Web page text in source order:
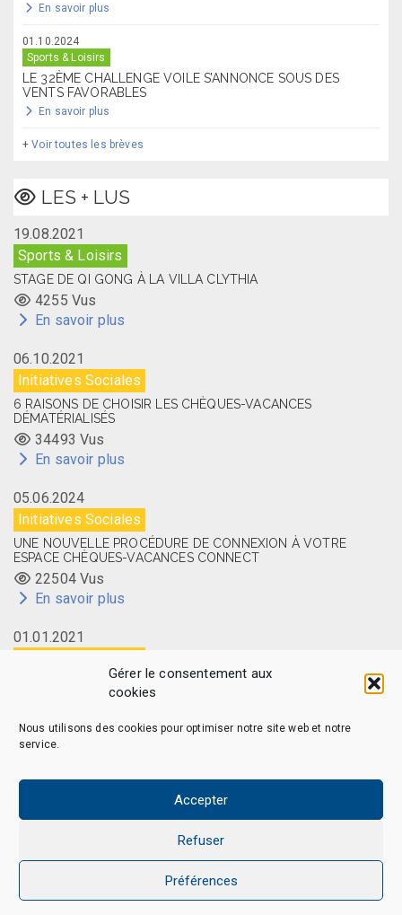
Gérer le consentement aux
cookies
Nous utilisons des cookies pour optimiser notre site web et notre
service.
Accepter
Refuser
Préférences
En savoir plus
01.10.2024
Sports & Loisirs
LE 32ÈME CHALLENGE VOILE S’ANNONCE SOUS DES
VENTS FAVORABLES
En savoir plus
+Voir toutes les brèves
LES + LUS
19.08.2021
Sports & Loisirs
STAGE DE QI GONG À LA VILLA CLYTHIA
4255 Vus
En savoir plus
06.10.2021
Initiatives Sociales
6 RAISONS DE CHOISIR LES CHÈQUES-VACANCES
DÉMATÉRIALISÉS
34493 Vus
En savoir plus
05.06.2024
Initiatives Sociales
UNE NOUVELLE PROCÉDURE DE CONNEXION À VOTRE
ESPACE CHÈQUES-VACANCES CONNECT
22504 Vus
En savoir plus
01.01.2021
LA CARTE MEMBRE CAES DU CNRS DISPONIBLE EN LIGNE
En savoir plus
CAES MAG - © 2026 Tous droits réservés.
Politique de confidentialité
Nous Contacter